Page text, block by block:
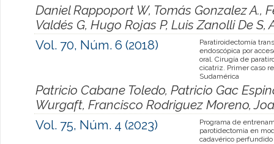
Daniel Rappoport W, Tomás Gonzalez A.,
Valdés G, Hugo Rojas P, Luis Zanolli De
Vol. 70, Núm. 6 (2018)
Paratiroidectomía
endoscópica por
oral. Cirugía de
cicatriz. Primer caso
Sudamérica
Patricio Cabane Toledo, Patricio Gac
Wurgaft, Francisco Rodriguez Moreno,
Vol. 75, Núm. 4 (2023)
Programa de
parotidectomia en
cadavérico perfundido